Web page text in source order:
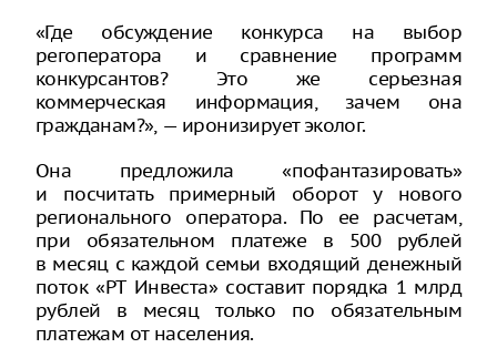
«Где обсуждение конкурса на выбор
регоператора и сравнение программ
конкурсантов? Это же серьезная
коммерческая информация, зачем она
гражданам?», — иронизирует эколог.
Она предложила «пофантазировать»
и посчитать примерный оборот у нового
регионального оператора. По ее расчетам,
при обязательном платеже в 500 рублей
в месяц с каждой семьи входящий денежный
поток «РТ Инвеста» составит порядка 1 млрд
рублей в месяц только по обязательным
платежам от населения.